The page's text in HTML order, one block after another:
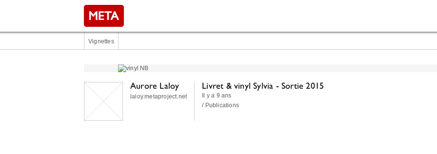
Vignettes
Aurore Laloy
laloy.metaproject.net
Livret & vinyl Sylvia - Sortie 2015
Il y a 9 ans
/ Publications